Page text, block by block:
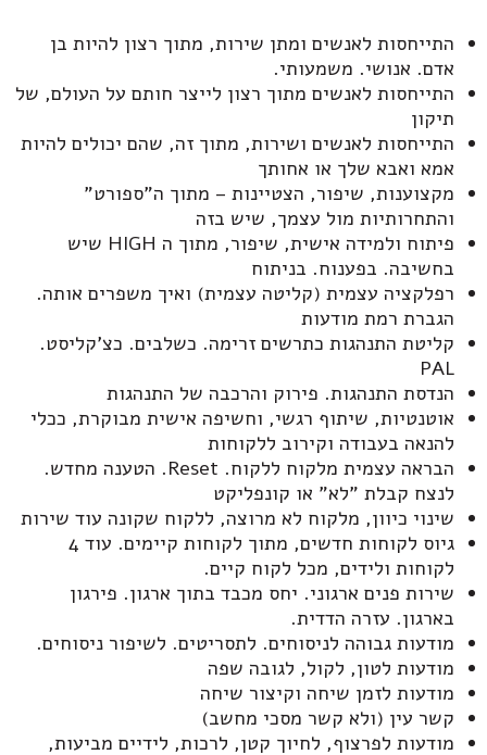
התייחסות לאנשים ומתן שירות, מתוך רצון להיות בן
אדם. אנושי. משמעותי.
התייחסות לאנשים מתוך רצון לייצר חותם על העולם, של
תיקון
התייחסות לאנשים ושירות, מתוך זה, שהם יכולים להיות
אמא ואבא שלך או אחותך
מקצוענות, שיפור, הצטיינות – מתוך ה"ספורט"
והתחרותיות מול עצמך, שיש בזה
פיתוח ולמידה אישית, שיפור, מתוך ה HIGH שיש
בחשיבה. בפענוח. בניתוח
רפלקציה עצמית (קליטה עצמית) ואיך משפרים אותה.
הגברת רמת מודעות
קליטת התנהגות כתרשים זרימה. כשלבים. כצ'קליסט.
PAL
הנדסת התנהגות. פירוק והרכבה של התנהגות
אוטנטיות, שיתוף רגשי, וחשיפה אישית מבוקרת, ככלי
להנאה בעבודה וקירוב ללקוחות
הבראה עצמית מלקוח ללקוח. Reset. הטענה מחדש.
לנצח קבלת "לא" או קונפליקט
שינוי כיוון, מלקוח לא מרוצה, ללקוח שקונה עוד שירות
גיוס לקוחות חדשים, מתוך לקוחות קיימים. עוד 4
לקוחות ולידים, מכל לקוח קיים.
שירות פנים ארגוני. יחס מכבד בתוך ארגון. פירגון
בארגון. עזרה הדדית.
מודעות גבוהה לניסוחים. לתסריטים. לשיפור ניסוחים.
מודעות לטון, לקול, לגובה שפה
מודעות לזמן שיחה וקיצור שיחה
קשר עין (ולא קשר מסכי מחשב)
מודעות לפרצוף, לחיוך קטן, לרכות, לידיים מביעות,